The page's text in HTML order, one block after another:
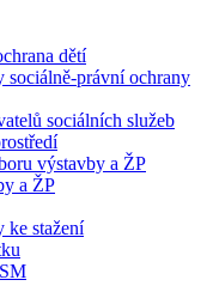
dětí
sociálně-právní ochrany
sociálních služeb
výstavby a ŽP
a ŽP
ke stažení